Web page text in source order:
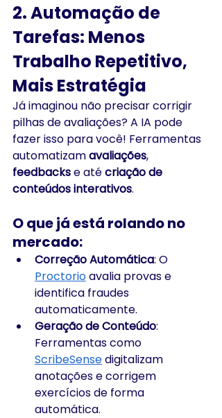
2. Automação de
Tarefas: Menos
Trabalho Repetitivo,
Mais Estratégia
Já imaginou não precisar corrigir
pilhas de avaliações? A IA pode
fazer isso para você! Ferramentas
automatizam avaliações,
feedbacks e até criação de
conteúdos interativos.
O que já está rolando no
mercado:
Correção Automática: O
Proctorio avalia provas e
identifica fraudes
automaticamente.
Geração de Conteúdo:
Ferramentas como
ScribeSense digitalizam
anotações e corrigem
exercícios de forma
automática.